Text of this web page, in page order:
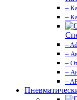
–
–
–
–
–
–
–